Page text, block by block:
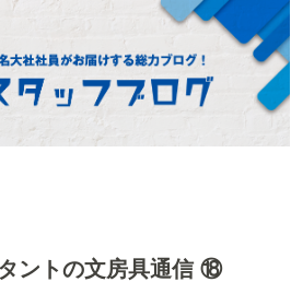
ントの文房具通信 ⑱